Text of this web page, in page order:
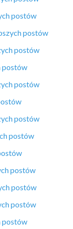
postów
postów
postów
postów
postów
postów
postów
postów
postów
postów
postów